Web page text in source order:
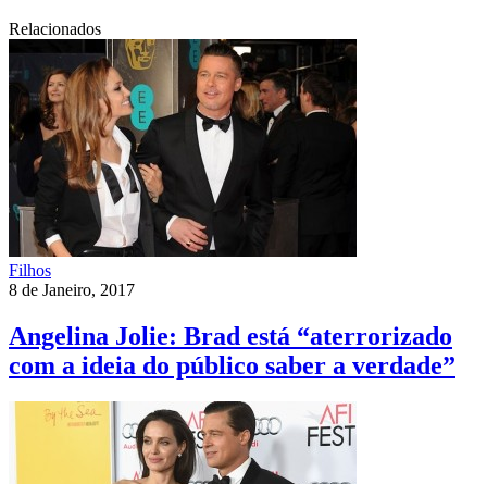
Relacionados
Filhos
8 de Janeiro, 2017
Angelina Jolie: Brad está “aterrorizado
com a ideia do público saber a verdade”